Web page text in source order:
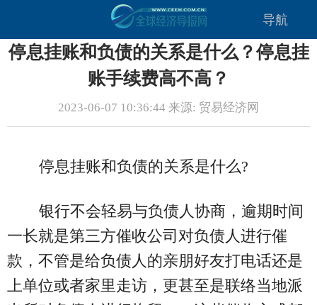
导航
停息挂账和负债的关系是什么？停息挂
账手续费高不高？
2023-06-07 10:36:44 来源: 贸易经济网
停息挂账和负债的关系是什么?
银行不会轻易与负债人协商，逾期时间
一长就是第三方催收公司对负债人进行催
款，不管是给负债人的亲朋好友打电话还是
上单位或者家里走访，更甚至是联络当地派